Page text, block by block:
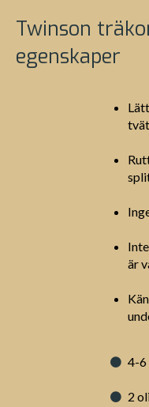
Twinson
egenskaper
är
4-6
2